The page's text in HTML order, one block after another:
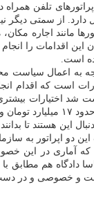
تلفن
از سمتی دیگر نیز
مانند اجاره
اقدامات را
است.
به اعمال سیاست
است که اقدام
و برای
این هستند تا
دو اپراتور به
دادگاه هم
و خصوصی و در